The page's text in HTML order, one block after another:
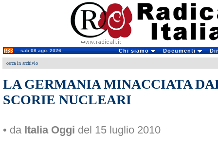
sab 08 ago. 2026 Chi siamo Documenti
cerca in archivio
LA GERMANIA MINACCIATA
SCORIE NUCLEARI
• da Italia Oggi del 15 luglio 2010